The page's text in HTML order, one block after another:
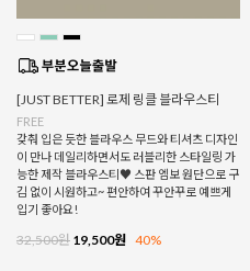
[JUST BETTER] 로제 링클 블라우스티
FREE
갖춰 입은 듯한 블라우스 무드와 티셔츠 디자인
이 만나 데일리하면서도 러블리한 스타일링 가
능한 제작 블라우스티♥ 스판 엠보 원단으로 구
김 없이 시원하고~ 편안하여 꾸안꾸로 예쁘게
입기 좋아요!
32,500원 19,500원 40%